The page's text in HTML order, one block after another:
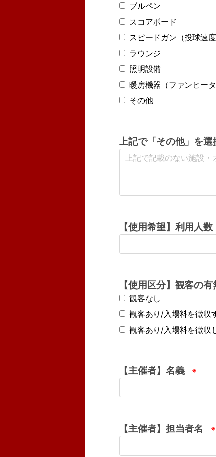
ブルペン
スコアボード
スピードガン（投球速度
ラウンジ
照明設備
暖房機器（ファンヒータ
その他
上記で「その他」を
【使用希望】利用人
【使用区分】観客の
観客なし
観客あり/入場料を徴収
観客あり/入場料を徴収
【主催者】名義
【主催者】担当者名